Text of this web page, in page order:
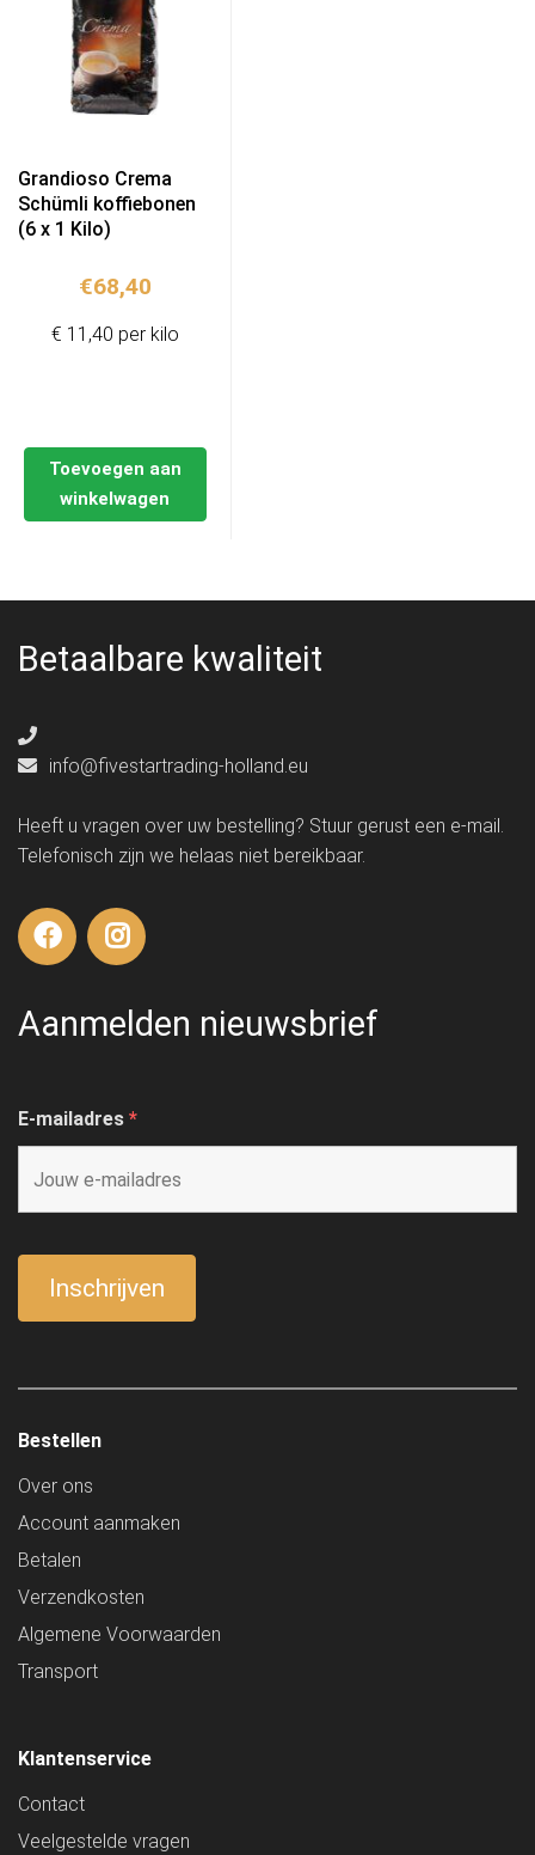
Grandioso Crema
Schümli koffiebonen
(6 x 1 Kilo)
€68,40
Toevoegen aan
winkelwagen
€ 11,40 per kilo
Betaalbare kwaliteit
info@fivestartrading-holland.eu
Heeft u vragen over uw bestelling? Stuur gerust een e-mail.
Telefonisch zijn we helaas niet bereikbaar.
Aanmelden nieuwsbrief
E-mailadres *
Bestellen
Over ons
Account aanmaken
Betalen
Verzendkosten
Algemene Voorwaarden
Transport
Klantenservice
Contact
Veelgestelde vragen